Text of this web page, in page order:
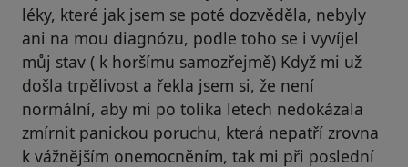
léky, které jak jsem se poté dozvěděla, nebyly
ani na mou diagnózu, podle toho se i vyvíjel
můj stav ( k horšímu samozřejmě) Když mi už
došla trpělivost a řekla jsem si, že není
normální, aby mi po tolika letech nedokázala
zmírnit panickou poruchu, která nepatří zrovna
k vážnějším onemocněním, tak mi při poslední